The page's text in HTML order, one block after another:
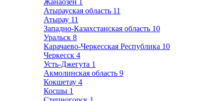
Жанаозен 1
Атырауская область 11
Атырау 11
Западно-Казахстанская область 10
Уральск 8
Карачаево-Черкесская Республика 10
Черкесск 4
Усть-Джегута 1
Акмолинская область 9
Кокшетау 4
Косшы 1